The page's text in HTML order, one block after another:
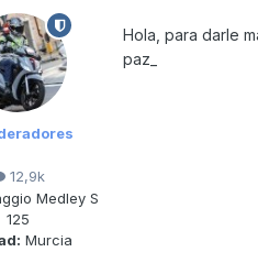
12,9k
Medley S
125
Murcia
Hola, para darle
paz_